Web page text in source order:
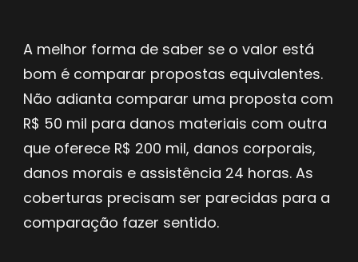
A melhor forma de saber se o valor está
bom é comparar propostas equivalentes.
Não adianta comparar uma proposta com
R$ 50 mil para danos materiais com outra
que oferece R$ 200 mil, danos corporais,
danos morais e assistência 24 horas. As
coberturas precisam ser parecidas para a
comparação fazer sentido.